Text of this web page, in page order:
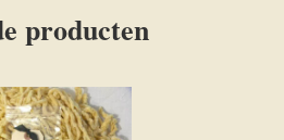
producten